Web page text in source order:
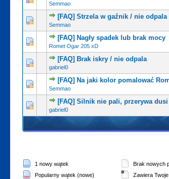
Semmao
[FAQ] Strzela w gaźnik / nie odpala
Semmao
[FAQ] Nagły spadek lub brak mocy
Romet Ogar 205 xD
[FAQ] Brak iskry / nie odpala
gabriel0
[FAQ] Na jaki kolor pomalować
Semmao
[FAQ] Silnik nie pali, przerywa
gabriel0
1 nowy wątek
Popularny wątek (nowe)
Brak nowych
Zawiera